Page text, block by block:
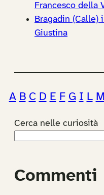
Francesco della
Bragadin (Calle)
Giustina
A B C D E F G I L M
Cerca nelle curiosità
Commenti